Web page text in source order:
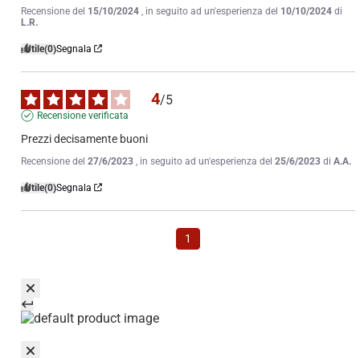
Recensione del 15/10/2024 , in seguito ad un'esperienza del 10/10/2024 di
L.R.
Utile(0)Segnala
4/5
Recensione verificata
Prezzi decisamente buoni
Recensione del 27/6/2023 , in seguito ad un'esperienza del 25/6/2023 di A.A.
Utile(0)Segnala
1